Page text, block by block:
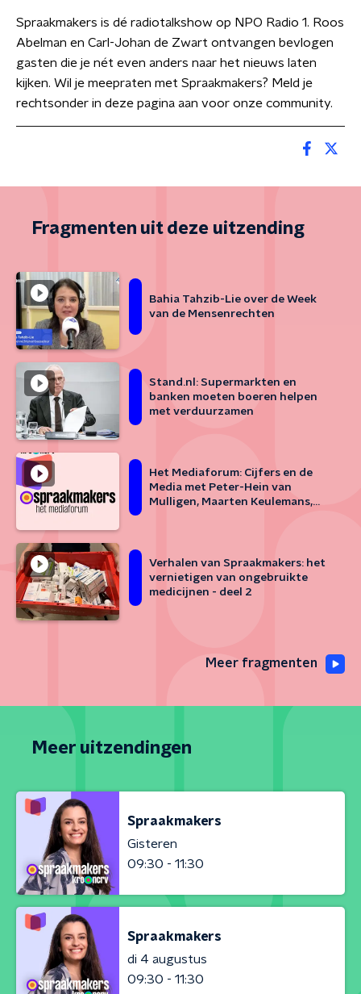
Spraakmakers is dé radiotalkshow op NPO Radio 1. Roos
Abelman en Carl-Johan de Zwart ontvangen bevlogen
gasten die je nét even anders naar het nieuws laten
kijken. Wil je meepraten met Spraakmakers? Meld je
rechtsonder in deze pagina aan voor onze community.
Fragmenten uit deze uitzending
Bahia Tahzib-Lie over de Week
van de Mensenrechten
Stand.nl: Supermarkten en
banken moeten boeren helpen
met verduurzamen
Het Mediaforum: Cijfers en de
Media met Peter-Hein van
Mulligen, Maarten Keulemans,
Verhalen van Spraakmakers: het
vernietigen van ongebruikte
medicijnen - deel 2
Meer fragmenten
Meer uitzendingen
Spraakmakers
Gisteren
09:30 - 11:30
Spraakmakers
di 4 augustus
09:30 - 11:30